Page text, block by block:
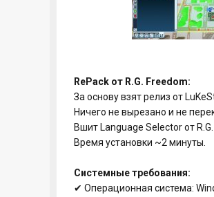
RePack от R.G. Freedom:
За основу взят релиз от
Ничего не вырезано и не
Вшит Language Selector от
Время установки ~2 минуты.
Системные требования:
✔ Операционная система: